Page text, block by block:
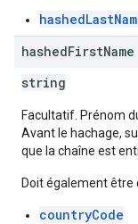
hashedFirstName
string
Facultatif. Prénom
Avant le hachage,
que la chaîne est
Doit également être
countryCode